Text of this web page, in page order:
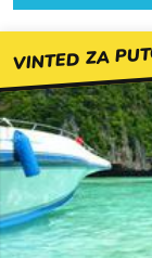
VINTED ZA